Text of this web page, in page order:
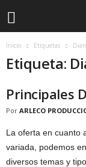
Inicio Etiquetas
Etiqueta:
Principales
Por ARLECO
La oferta en cuanto
variada, podemos
diversos temas y